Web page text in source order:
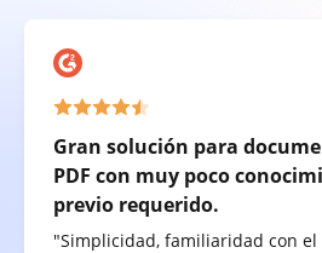
Gran solución para
PDF con muy poco
previo requerido.
"Simplicidad, familiaridad con el